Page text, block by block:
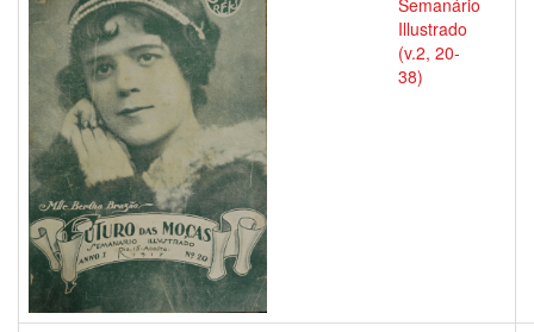
Semanário
Illustrado
(v.2, 20-
38)